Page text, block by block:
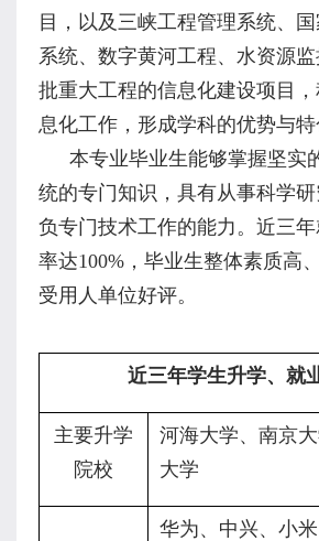
目，以及三峡工程管理系统、
系统、数字黄河工程、水资源
批重大工程的信息化建设项目
息化工作，形成学科的优势与特
本专业毕业生能够掌握坚实
统的专门知识，具有从事科学
负专门技术工作的能力。近三年
率达100% ，毕业生整体素质高
受用人单位好评。
近三年学生升学、就
主要升学
院校
河海大学、南京
大学
华为、中兴、小米